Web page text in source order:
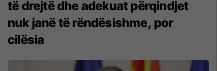
të drejtë dhe adekuat përqindjet
nuk janë të rëndësishme, por
cilësia